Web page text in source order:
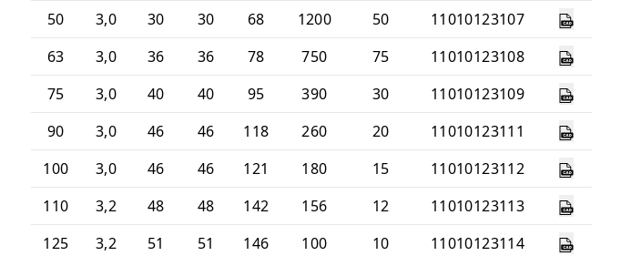
50
3,0 30 30 68 1200 50
11010123107
63
3,0 36 36 78 750 75
11010123108
75
3,0 40 40 95 390 30
11010123109
90
3,0 46 46 118 260 20
11010123111
100
3,0 46 46 121 180 15
11010123112
110
3,2 48 48 142 156 12
11010123113
125
3,2 51 51 146 100 10
11010123114